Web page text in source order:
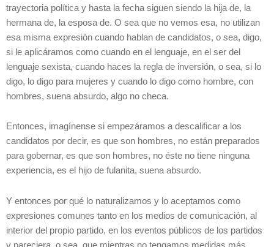
trayectoria política y hasta la fecha siguen siendo la hija de, la
hermana de, la esposa de. O sea que no vemos esa, no utilizan
esa misma expresión cuando hablan de candidatos, o sea, digo,
si le aplicáramos como cuando en el lenguaje, en el ser del
lenguaje sexista, cuando haces la regla de inversión, o sea, si lo
digo, lo digo para mujeres y cuando lo digo como hombre, con
hombres, suena absurdo, algo no checa.
Entonces, imagínense si empezáramos a descalificar a los
candidatos por decir, es que son hombres, no están preparados
para gobernar, es que son hombres, no éste no tiene ninguna
experiencia, es el hijo de fulanita, suena absurdo.
Y entonces por qué lo naturalizamos y lo aceptamos como
expresiones comunes tanto en los medios de comunicación, al
interior del propio partido, en los eventos públicos de los partidos
y pareciera, o sea, que mientras no tengamos medidas más